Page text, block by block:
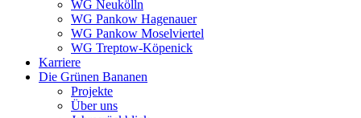
WG Neukölln
WG Pankow Hagenauer
WG Pankow Moselviertel
WG Treptow-Köpenick
Karriere
Die Grünen Bananen
Projekte
Über uns